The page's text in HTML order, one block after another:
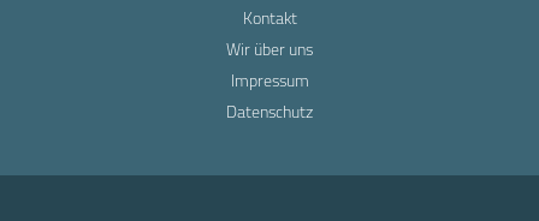
Kontakt
Wir über uns
Impressum
Datenschutz